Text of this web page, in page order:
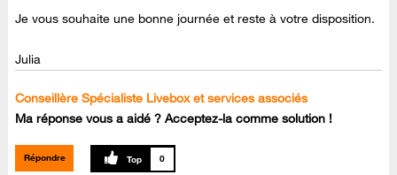
Je vous souhaite une bonne journée et reste à votre disposition.
Julia
Conseillère Spécialiste Livebox et services associés
Ma réponse vous a aidé ? Acceptez-la comme solution !
Répondre 0